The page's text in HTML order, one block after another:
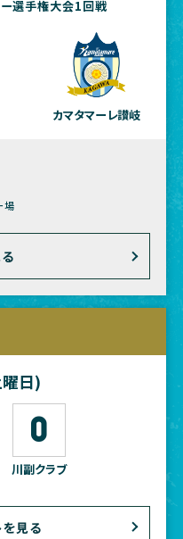
選手権大会1回戦
カマタマーレ讃岐
場
日)
0
川副クラブ
見る